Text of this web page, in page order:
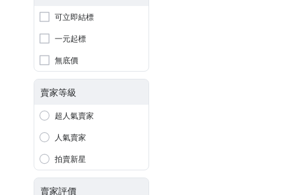
可立即結標
一元起標
無底價
賣家等級
超人氣賣家
人氣賣家
拍賣新星
賣家評價